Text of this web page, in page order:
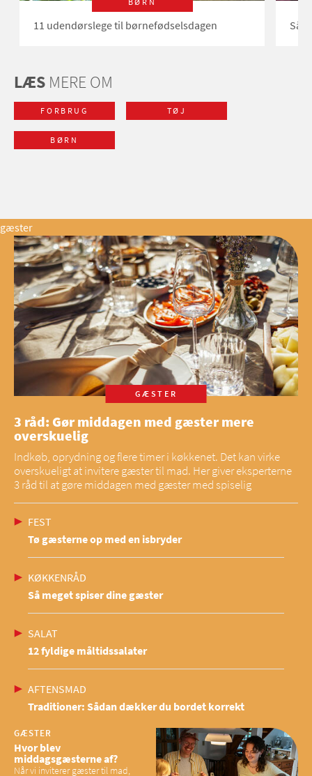
11 udendørslege til børnefødselsdagen
LÆS MERE OM
FORBRUG TØJ
BØRN
gæster
GÆSTER
3 råd: Gør middagen med gæster mere
overskuelig
Indkøb, oprydning og flere timer i køkkenet. Det kan virke
overskueligt at invitere gæster til mad. Her giver eksperterne
3 råd til at gøre middagen med gæster med spiselig
FEST
Tø gæsterne op med en isbryder
KØKKENRÅD
Så meget spiser dine gæster
SALAT
12 fyldige måltidssalater
AFTENSMAD
Traditioner: Sådan dækker du bordet korrekt
GÆSTER
Hvor blev
middagsgæsterne af?
Når vi inviterer gæster til mad,